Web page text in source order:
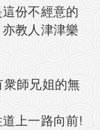
份不經意的
教人津津樂
師兄姐的無
上一路向前!